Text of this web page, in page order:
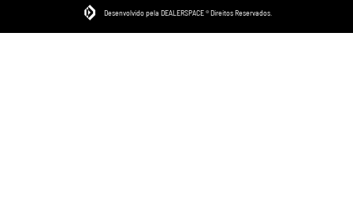
Desenvolvido pela DEALERSPACE ® Direitos Reservados.